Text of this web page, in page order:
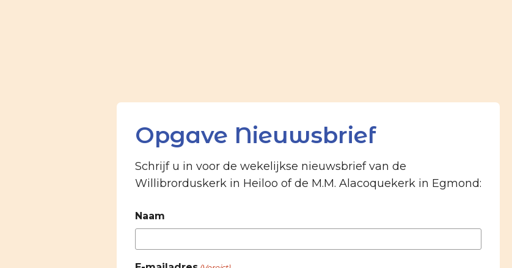
Opgave Nieuwsbrief
Schrijf u in voor de wekelijkse nieuwsbrief van de
Willibrorduskerk in Heiloo of de M.M. Alacoquekerk in Egmond:
Naam